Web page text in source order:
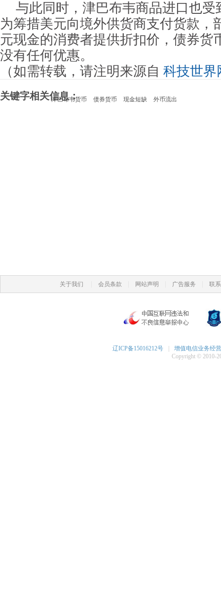
与此同时，津巴布韦商品进口也受
为筹措美元向境外供货商支付货款，
元现金的消费者提供折扣价，债券货
没有任何优惠。
（如需转载，请注明来源自 科技世界
关键字相关信息：
津巴布韦货币 债券货币 现金短缺 外币流出
关于我们 会员条款 网站声明 广告服务 联
辽ICP备15016212号
增值电信业务经
Copyright © 2010-